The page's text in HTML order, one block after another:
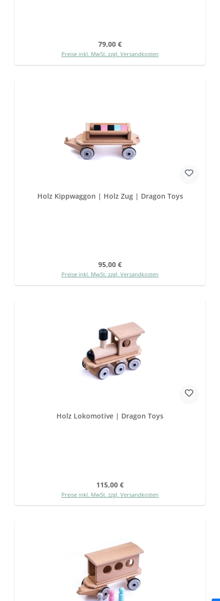
Regulärer Preis:
79,00 €
Preise inkl. MwSt. zzgl. Versandkosten
Holz Kippwaggon | Holz Zug | Dragon Toys
Regulärer Preis:
95,00 €
Preise inkl. MwSt. zzgl. Versandkosten
Holz Lokomotive | Dragon Toys
Regulärer Preis:
115,00 €
Preise inkl. MwSt. zzgl. Versandkosten